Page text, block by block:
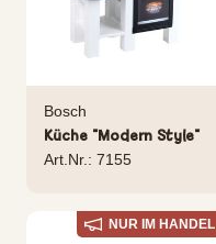
Bosch
Küche "Modern Style"
Art.Nr.: 7155
NUR IM HANDEL